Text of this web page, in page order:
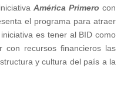
América Primero con
el programa para atraer
es tener al BID como
recursos financieros las
y cultura del país a la